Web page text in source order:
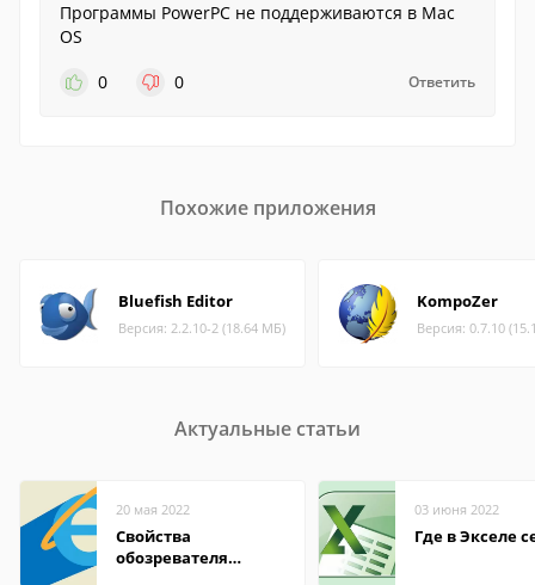
Программы PowerPC не поддерживаются в Mac
OS
0
0 Ответить
Похожие приложения
Bluefish Editor
Версия: 2.2.10-2 (18.64 МБ)
KompoZer
Версия: 0.7.10
Актуальные статьи
20 мая 2022
Свойства
обозревателя
03 июня 2022
Где в Экселе